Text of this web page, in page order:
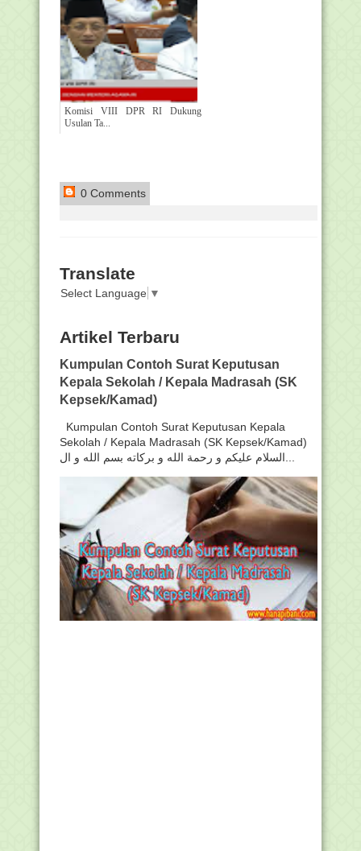
Komisi VIII DPR RI Dukung
Usulan Ta...
0 Comments
Translate
Select Language ▼
Artikel Terbaru
Kumpulan Contoh Surat Keputusan
Kepala Sekolah / Kepala Madrasah (SK
Kepsek/Kamad)
Kumpulan Contoh Surat Keputusan Kepala
Sekolah / Kepala Madrasah (SK Kepsek/Kamad)